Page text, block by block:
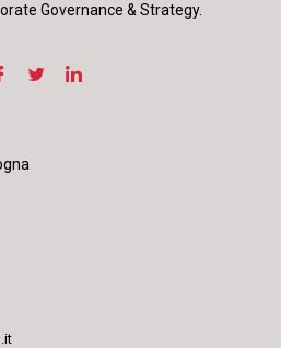
Governance & Strategy.